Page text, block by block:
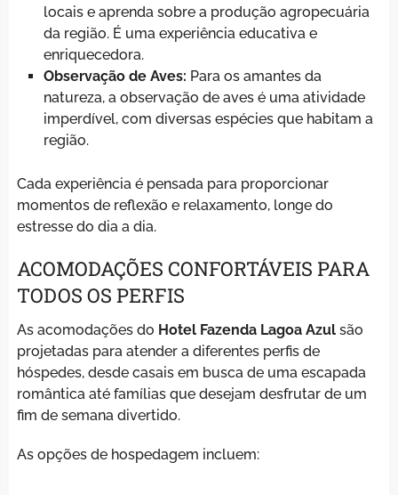
locais e aprenda sobre a produção agropecuária
da região. É uma experiência educativa e
enriquecedora.
Observação de Aves: Para os amantes da
natureza, a observação de aves é uma atividade
imperdível, com diversas espécies que habitam a
região.
Cada experiência é pensada para proporcionar
momentos de reflexão e relaxamento, longe do
estresse do dia a dia.
ACOMODAÇÕES CONFORTÁVEIS PARA
TODOS OS PERFIS
As acomodações do Hotel Fazenda Lagoa Azulsão
projetadas para atender a diferentes perfis de
hóspedes, desde casais em busca de uma escapada
romântica até famílias que desejam desfrutar de um
fim de semana divertido.
As opções de hospedagem incluem: